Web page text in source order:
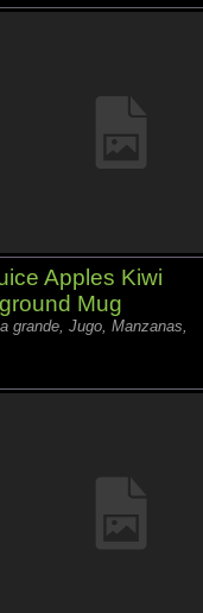
Apples Kiwi
Mug
grande, Jugo, Manzanas,